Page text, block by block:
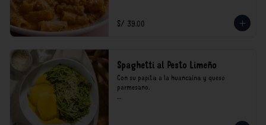
consumo.
S/ 39.00
Spaghetti al Pesto Limeño
Con su papita a la huancaína y queso
parmesano.